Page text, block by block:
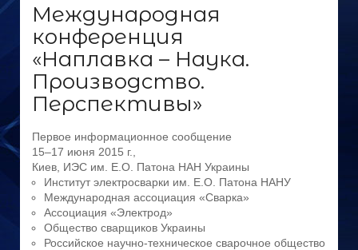
Международная
конференция
«Наплавка – Наука.
Производство.
Перспективы»
Первое информационное сообщение
15–17 июня 2015 г.,
Киев, ИЭС им. Е.О. Патона НАН Украины
Институт электросварки им. Е.О. Патона НАНУ
Международная ассоциация «Сварка»
Ассоциация «Электрод»
Общество сварщиков Украины
Российское научно-техническое сварочное общество